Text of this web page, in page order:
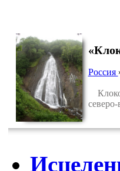
Россия